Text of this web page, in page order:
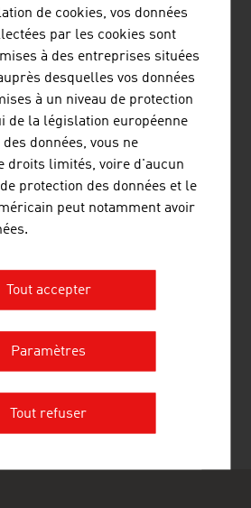
GMBH
AUSTRIA
de cookies, vos données
par les cookies sont
à des entreprises situées
desquelles vos données
à un niveau de protection
de la législation européenne
données, vous ne
droits limités, voire d'aucun
protection des données et le
peut notamment avoir
Tout accepter
Paramètres
Tout refuser